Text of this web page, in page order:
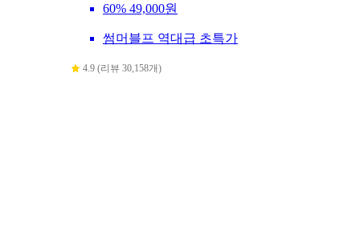
60% 49,000원
썸머블프 역대급 초특가
4.9 (리뷰 30,158개)